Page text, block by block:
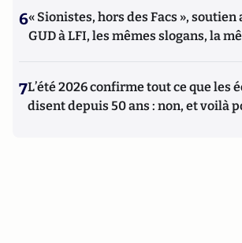
6« Sionistes, hors des Facs », soutien
GUD à LFI, les mêmes slogans, la
7L’été 2026 confirme tout ce que les
disent depuis 50 ans : non, et voilà